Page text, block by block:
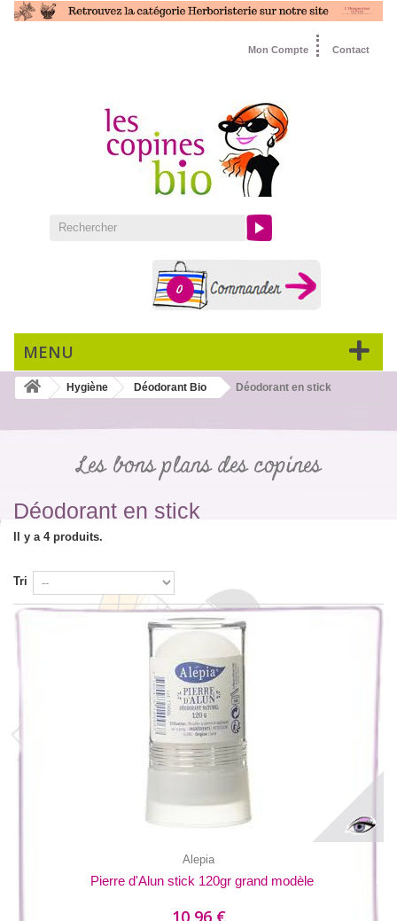
Contact
Mon Compte
0
MENU
Hygiène Déodorant Bio Déodorant en stick
Les bons plans des copines
Déodorant en stick
Il y a 4 produits.
Tri
Alepia
Pierre d'Alun stick 120gr grand modèle
10,96 €